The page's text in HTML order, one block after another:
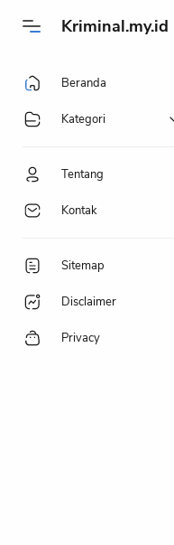
Kriminal.my.id
Beranda
Kategori
Tentang
Kontak
Sitemap
Disclaimer
Privacy